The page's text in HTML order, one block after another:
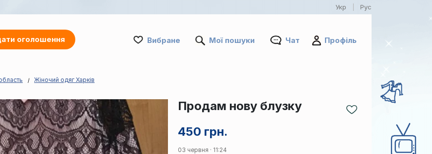
Укр Рус
оголошення Вибране Мої пошуки Чат Профіль
Жіночий одяг Харків
450 грн.
Продам нову блузку
03 червня · 11:24